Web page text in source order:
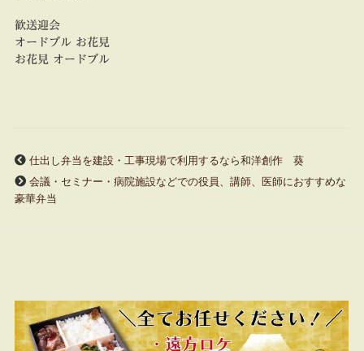
歓送迎会
オードブル お花見
お花見 オードブル
仕出し弁当を建設・工事現場で利用するなら和洋創作 葵
会議・セミナー・病院施設などでの役員、講師、医師におすすめな
豪華弁当